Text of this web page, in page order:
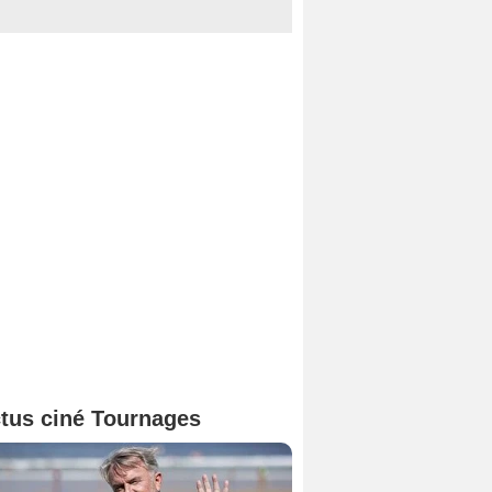
ciné Tournages